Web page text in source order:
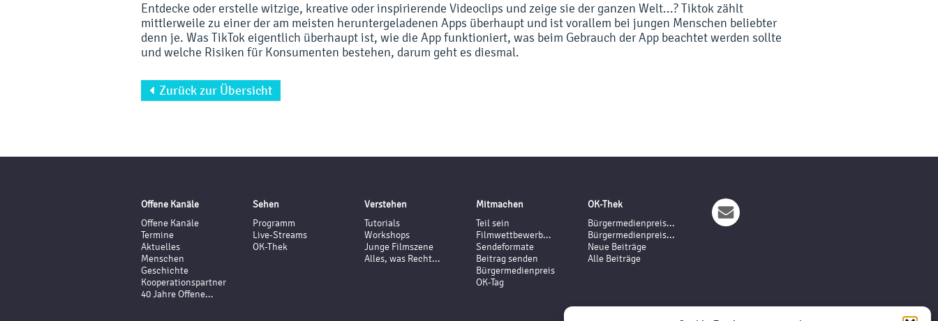
Entdecke oder erstelle witzige, kreative oder inspirierende Videoclips und zeige sie der ganzen Welt...? Tiktok zählt
mittlerweile zu einer der am meisten heruntergeladenen Apps überhaupt und ist vorallem bei jungen Menschen beliebter
denn je. Was TikTok eigentlich überhaupt ist, wie die App funktioniert, was beim Gebrauch der App beachtet werden sollte
und welche Risiken für Konsumenten bestehen, darum geht es diesmal.
Zurück zur Übersicht
Offene Kanäle
Offene Kanäle
Termine
Aktuelles
Menschen
Geschichte
Kooperationspartner
40 Jahre Offene...
Sehen
Programm
Live-Streams
OK-Thek
Verstehen
Tutorials
Workshops
Junge Filmszene
Alles, was Recht...
Mitmachen
Teil sein
Filmwettbewerb...
Sendeformate
Beitrag senden
Bürgermedienpreis
OK-Tag
OK-Thek
Bürgermedienpreis...
Bürgermedienpreis...
Neue Beiträge
Alle Beiträge